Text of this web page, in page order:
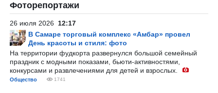
Фоторепортажи
26 июля 2026 12:17
В Самаре торговый комплекс «Амбар» провел
День красоты и стиля: фото
На территории фудкорта развернулся большой семейный
праздник с модными показами, бьюти-активностями,
конкурсами и развлечениями для детей и взрослых.
Общество 1741